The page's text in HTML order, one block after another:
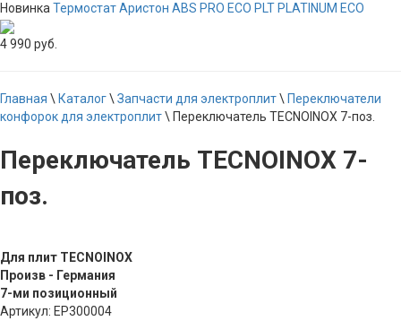
Новинка Термостат Аристон ABS PRO ECO PLT PLATINUM ECO
4 990 руб.
Главная \ Каталог\ Запчасти для электроплит\ Переключатели
конфорок для электроплит\ Переключатель TECNOINOX 7-поз.
Переключатель TECNOINOX 7-
поз.
Для плит TECNOINOX
Произв - Германия
7-ми позиционный
Артикул: EP300004